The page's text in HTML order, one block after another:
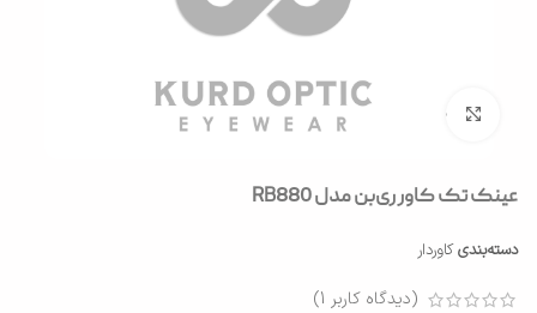
بزرگنمایی تصویر
عینک تک کاور ری‌بن مدل RB880
دسته‌بندی کاوردار
(دیدگاه کاربر 1
)